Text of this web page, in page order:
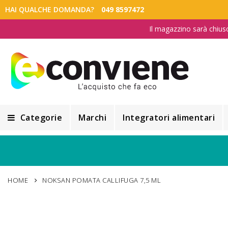
HAI QUALCHE DOMANDA? 049 8597472
Il magazzino sarà
Categorie
Alimentazione e Dietetica
Marchi Integratori alimentari
HOME NOKSAN POMATA CALLIFUGA 7,5 ML